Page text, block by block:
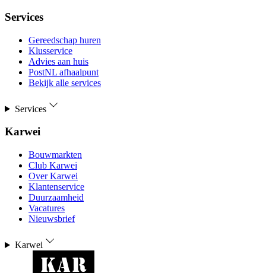
Services
Gereedschap huren
Klusservice
Advies aan huis
PostNL afhaalpunt
Bekijk alle services
Services
Karwei
Bouwmarkten
Club Karwei
Over Karwei
Klantenservice
Duurzaamheid
Vacatures
Nieuwsbrief
Karwei